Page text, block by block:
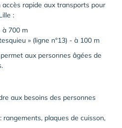
rapide aux transports pour
:
à 700 m
» (ligne n°13) - à 100 m
aux personnes âgées de
aux besoins des personnes
rangements, plaques de cuisson,